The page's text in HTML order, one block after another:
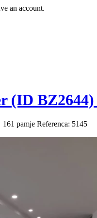
an account.
(ID
161 pamje Referenca: 5145